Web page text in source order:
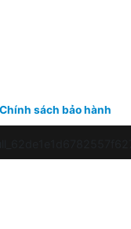
Chính sách bảo hành